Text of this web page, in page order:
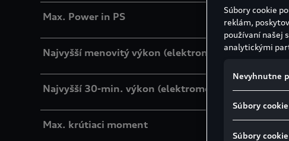
Max. Power in PS
Najvyšší menovitý výkon (elektromotory)**
Najvyšší 30-min. výkon (elektromotory)
Max. krútiaci moment
Súbory cookie
reklám,
používaní našej
analytickými
Nevyhnutne
Súbory
Súbory